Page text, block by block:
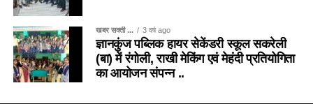
खबर सक्ती ... 3 वर्ष ago
ज्ञानकुंज पब्लिक हायर सेकेंडरी स्कूल सकरेली
(बा) में रंगोली, राखी मेकिंग एवं मेहंदी प्रतियोगिता
का आयोजन संपन्न ..